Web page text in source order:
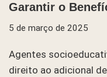
Garantir o
5 de março de 2025
Agentes
direito ao adicional